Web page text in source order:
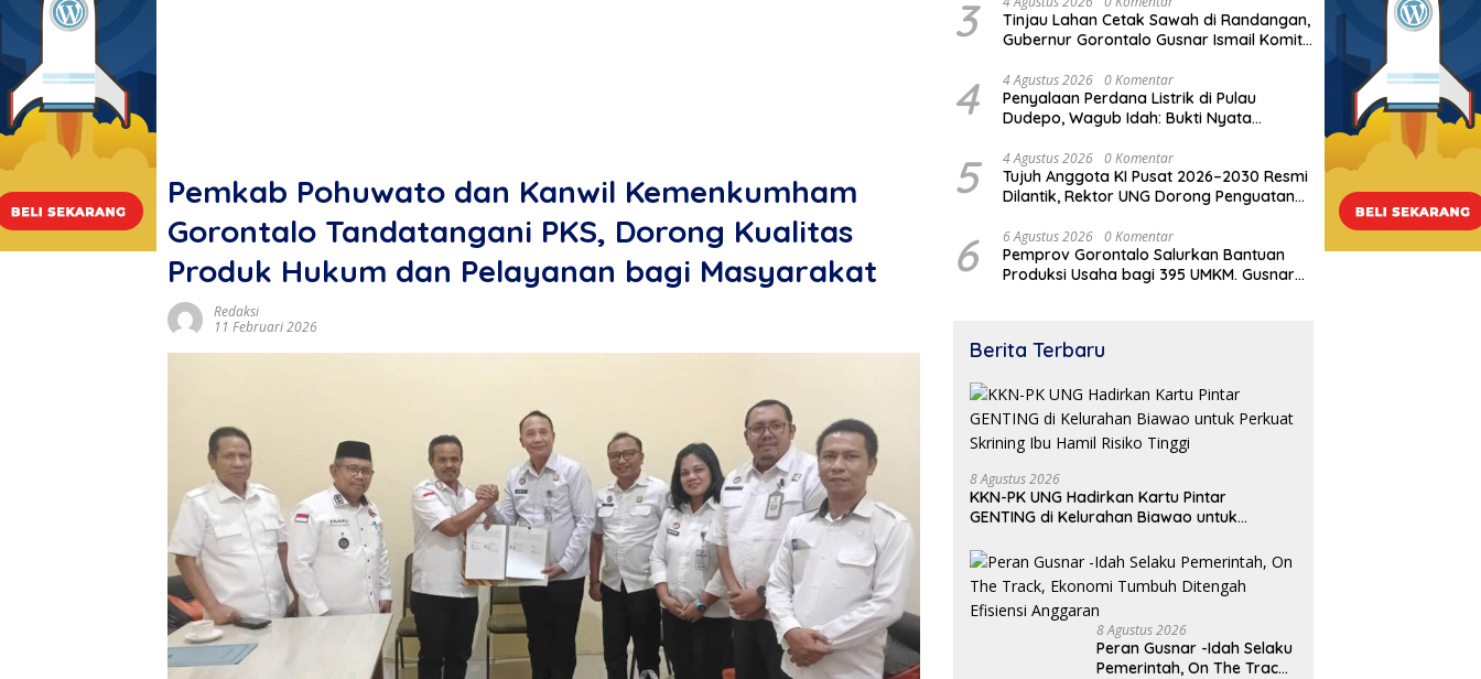
Pemkab Pohuwato dan Kanwil Kemenkumham
Gorontalo Tandatangani PKS, Dorong Kualitas
Produk Hukum dan Pelayanan bagi Masyarakat
Redaksi
11 Februari 2026
3
Tinjau Lahan Cetak Sawah di Randangan,
Gubernur Gorontalo Gusnar Ismail Komit
4 4 Agustus 2026 0 Komentar
Penyalaan Perdana Listrik di Pulau
Dudepo, Wagub Idah: Bukti Nyata
5 4 Agustus 2026 0 Komentar
Tujuh Anggota KI Pusat 2026–2030 Resmi
Dilantik, Rektor UNG Dorong Penguatan
6 6 Agustus 2026 0 Komentar
Pemprov Gorontalo Salurkan Bantuan
Produksi Usaha bagi 395 UMKM. Gusnar
Berita Terbaru
8 Agustus 2026
KKN-PK UNG Hadirkan Kartu Pintar
GENTING di Kelurahan Biawao untuk
8 Agustus 2026
Peran Gusnar -Idah Selaku
Pemerintah, On The Track,